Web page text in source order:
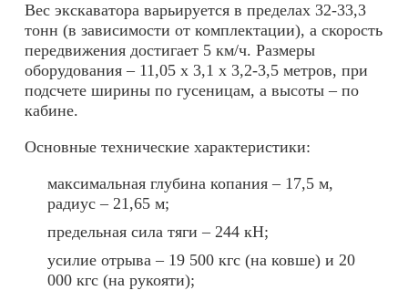
Вес экскаватора варьируется в пределах 32-33,3
тонн (в зависимости от комплектации), а скорость
передвижения достигает 5 км/ч. Размеры
оборудования – 11,05 х 3,1 х 3,2-3,5 метров, при
подсчете ширины по гусеницам, а высоты – по
кабине.
Основные технические характеристики:
максимальная глубина копания – 17,5 м,
радиус – 21,65 м;
предельная сила тяги – 244 кН;
усилие отрыва – 19 500 кгс (на ковше) и 20
000 кгс (на рукояти);